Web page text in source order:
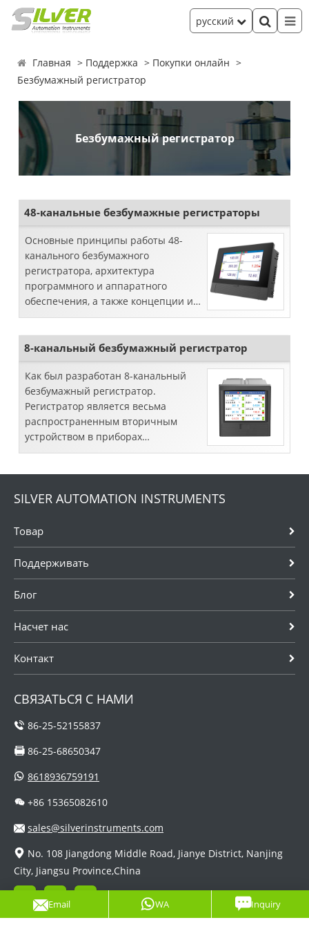
русский
Главная Поддержка
Покупки онлайн
Безбумажный регистратор
Безбумажный регистратор
48-канальные безбумажные регистраторы
Основные принципы работы 48-
канального безбумажного
регистратора, архитектура
программного и аппаратного
обеспечения, а также концепции и
методы проектирования некоторых
цветного безбумажно
8-канальный безбумажный регистратор
Как был разработан 8-канальный
безбумажный регистратор.
Регистратор является весьма
распространенным вторичным
устройством в приборах
автоматизацииПриборы, хотя
некоторые из них...
Email WA Inquiry
SILVER AUTOMATION INSTRUMENTS
Товар
Поддерживать
Блог
Насчет нас
Контакт
СВЯЗАТЬСЯ С НАМИ
86-25-52155837
86-25-68650347
8618936759191
+86 15365082610
sales@silverinstruments.com
No. 108 Jiangdong Middle Road, Jianye District, Nanjing
City, Jiangsu Province,China